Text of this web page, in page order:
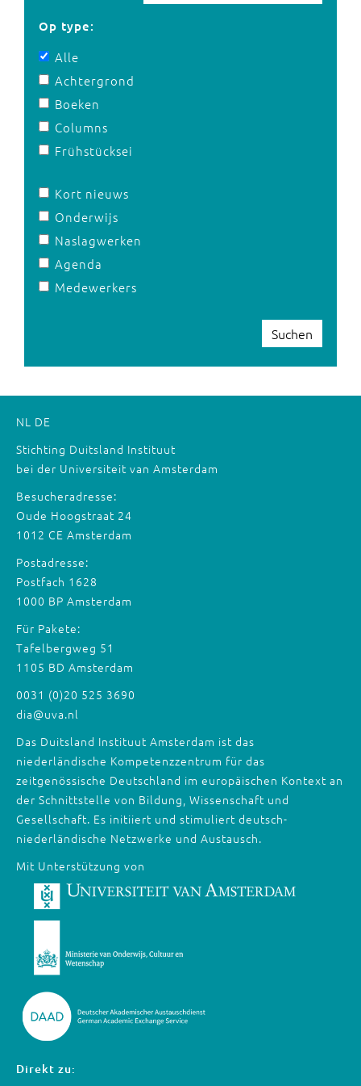
Op type:
Alle
Achtergrond
Boeken
Columns
Frühstücksei
Kort nieuws
Onderwijs
Naslagwerken
Agenda
Medewerkers
Suchen
NL DE
Stichting Duitsland Instituut
bei der Universiteit van Amsterdam
Besucheradresse:
Oude Hoogstraat 24
1012 CE Amsterdam
Postadresse:
Postfach 1628
1000 BP Amsterdam
Für Pakete:
Tafelbergweg 51
1105 BD Amsterdam
0031 (0)20 525 3690
dia@uva.nl
Das Duitsland Instituut Amsterdam ist das
niederländische Kompetenzzentrum für das
zeitgenössische Deutschland im europäischen Kontext an
der Schnittstelle von Bildung, Wissenschaft und
Gesellschaft. Es initiiert und stimuliert deutsch-
niederländische Netzwerke und Austausch.
Mit Unterstützung von
Direkt zu: